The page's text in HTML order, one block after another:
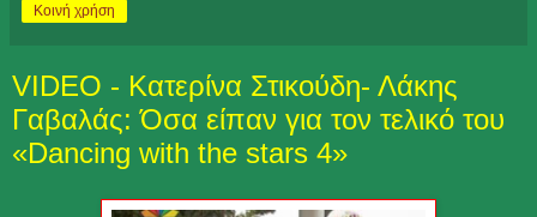
Κοινή χρήση
VIDEO - Κατερίνα Στικούδη- Λάκης
Γαβαλάς: Όσα είπαν για τον τελικό του
«Dancing with the stars 4»